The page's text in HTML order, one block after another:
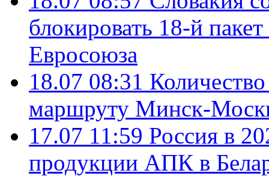
блокировать 18-й
Евросоюза
18.07 08:31
маршруту Минск-
17.07 11:59 Россия в
продукции АПК в